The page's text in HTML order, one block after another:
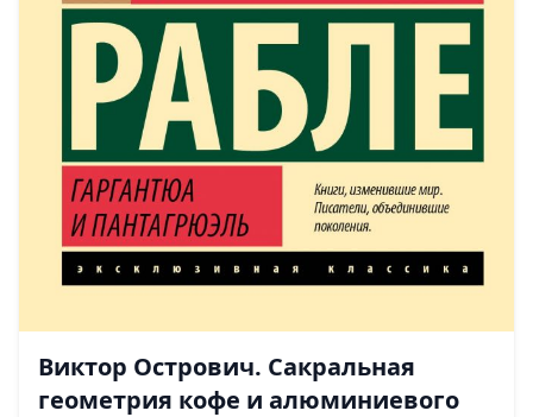
Виктор Острович. Сакральная
геометрия кофе и алюминиевого